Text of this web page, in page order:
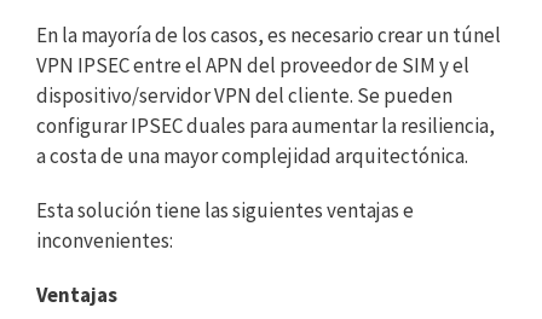
En la mayoría de los casos, es necesario crear un túnel
VPN IPSEC entre el APN del proveedor de SIM y el
dispositivo/servidor VPN del cliente. Se pueden
configurar IPSEC duales para aumentar la resiliencia,
a costa de una mayor complejidad arquitectónica.
Esta solución tiene las siguientes ventajas e
inconvenientes:
Ventajas